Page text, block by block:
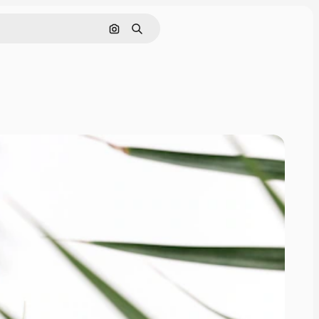
Nach Bild suchen
Suchen